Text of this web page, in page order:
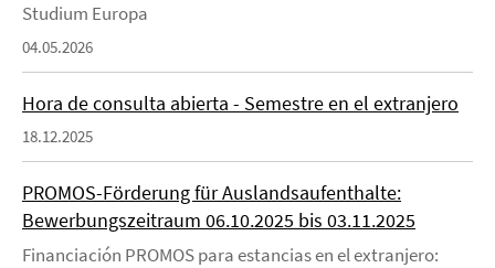
Studium Europa
04.05.2026
Hora de consulta abierta - Semestre en el extranjero
18.12.2025
PROMOS-Förderung für Auslandsaufenthalte:
Bewerbungszeitraum 06.10.2025 bis 03.11.2025
Financiación PROMOS para estancias en el extranjero: